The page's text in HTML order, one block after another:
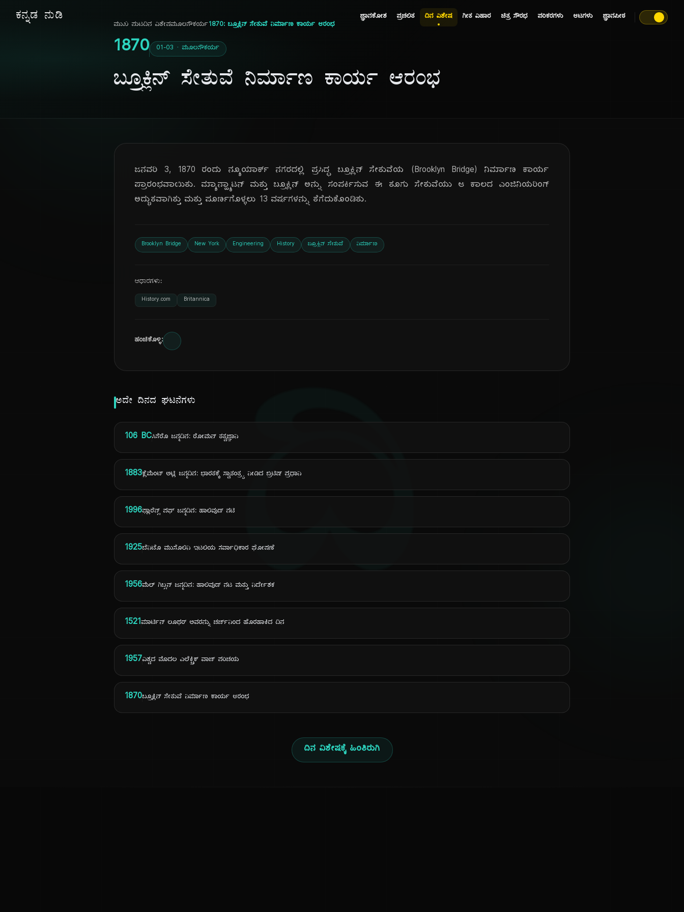
ಕನ್ನಡ ನುಡಿ ಜ್ಞಾನಕೋಶ ಪ್ರಚಲಿತ ದಿನ ವಿಶೇಷ ಗೀತ ವಿಹಾರ ಚಿತ್ರ ಸೌರಭ ಪರಿಕರಗಳು ಆಟಗಳು ಜ್ಞಾನಪೀಠ
ದಿ
ಮುಖ ಪುಟದಿನ ವಿಶೇಷಮೂಲಸೌಕರ್ಯ1870: ಬ್ರೂಕ್ಲಿನ್ ಸೇತುವೆ ನಿರ್ಮಾಣ ಕಾರ್ಯ ಆರಂಭ
1870 01-03 · ಮೂಲಸೌಕರ್ಯ
ಬ್ರೂಕ್ಲಿನ್ ಸೇತುವೆ ನಿರ್ಮಾಣ ಕಾರ್ಯ ಆರಂಭ
ಜನವರಿ 3, 1870 ರಂದು ನ್ಯೂಯಾರ್ಕ್ ನಗರದಲ್ಲಿ ಪ್ರಸಿದ್ಧ ಬ್ರೂಕ್ಲಿನ್ ಸೇತುವೆಯ (Brooklyn Bridge) ನಿರ್ಮಾಣ ಕಾರ್ಯ
ಪ್ರಾರಂಭವಾಯಿತು. ಮ್ಯಾನ್ಹ್ಯಾಟನ್ ಮತ್ತು ಬ್ರೂಕ್ಲಿನ್ ಅನ್ನು ಸಂಪರ್ಕಿಸುವ ಈ ತೂಗು ಸೇತುವೆಯು ಆ ಕಾಲದ ಎಂಜಿನಿಯರಿಂಗ್
ಅದ್ಭುತವಾಗಿತ್ತು ಮತ್ತು ಪೂರ್ಣಗೊಳ್ಳಲು 13 ವರ್ಷಗಳನ್ನು ತೆಗೆದುಕೊಂಡಿತು.
Brooklyn Bridge New York Engineering History ಬ್ರೂಕ್ಲಿನ್ ಸೇತುವೆ ನಿರ್ಮಾಣ
ಆಧಾರಗಳು:
History.com Britannica
ಹಂಚಿಕೊಳ್ಳಿ:
ಅದೇ ದಿನದ ಘಟನೆಗಳು
106 BCಸಿಸೆರೊ ಜನ್ಮದಿನ: ರೋಮನ್ ತತ್ವಜ್ಞಾನಿ
1883ಕ್ಲೆಮೆಂಟ್ ಅಟ್ಲಿ ಜನ್ಮದಿನ: ಭಾರತಕ್ಕೆ ಸ್ವಾತಂತ್ರ್ಯ ನೀಡಿದ ಬ್ರಿಟಿಷ್ ಪ್ರಧಾನಿ
1996ಫ್ಲಾರೆನ್ಸ್ ಪಘ್ ಜನ್ಮದಿನ: ಹಾಲಿವುಡ್ ನಟಿ
1925ಬೆನಿಟೊ ಮುಸೊಲಿನಿ ಇಟಲಿಯ ಸರ್ವಾಧಿಕಾರ ಘೋಷಣೆ
1956ಮೆಲ್ ಗಿಬ್ಸನ್ ಜನ್ಮದಿನ: ಹಾಲಿವುಡ್ ನಟ ಮತ್ತು ನಿರ್ದೇಶಕ
1521ಮಾರ್ಟಿನ್ ಲೂಥರ್ ಅವರನ್ನು ಚರ್ಚ್‌ನಿಂದ ಹೊರಹಾಕಿದ ದಿನ
1957ವಿಶ್ವದ ಮೊದಲ ಎಲೆಕ್ಟ್ರಿಕ್ ವಾಚ್ ಪರಿಚಯ
1870ಬ್ರೂಕ್ಲಿನ್ ಸೇತುವೆ ನಿರ್ಮಾಣ ಕಾರ್ಯ ಆರಂಭ
ದಿನ ವಿಶೇಷಕ್ಕೆ ಹಿಂತಿರುಗಿ